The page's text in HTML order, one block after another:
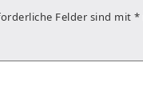
Felder sind mit *